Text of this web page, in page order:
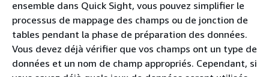
ensemble dans Quick Sight, vous pouvez simplifier le
processus de mappage des champs ou de jonction de
tables pendant la phase de préparation des données.
Vous devez déjà vérifier que vos champs ont un type de
données et un nom de champ appropriés. Cependant, si